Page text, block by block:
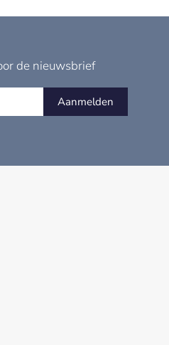
de nieuwsbrief
Aanmelden